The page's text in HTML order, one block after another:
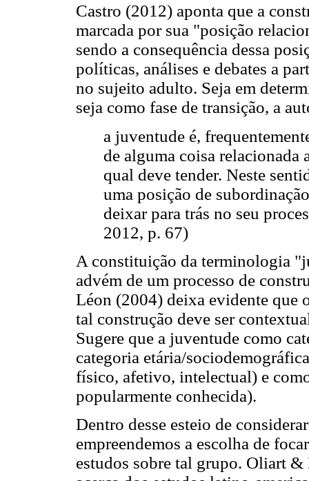
Castro (2012) aponta que a
marcada por sua "posição
sendo a consequência dessa
políticas, análises e debates a
no sujeito adulto. Seja em
seja como fase de transição, a
a juventude é,
de alguma coisa
qual deve tender. Neste
uma posição de
deixar para trás no seu
2012, p. 67)
A constituição da terminologia
advém de um processo de
Léon (2004) deixa evidente que
tal construção deve ser
Sugere que a juventude como
categoria etária/
físico, afetivo, intelectual) e
popularmente conhecida).
Dentro desse esteio de
empreendemos a escolha de
estudos sobre tal grupo. Oliart